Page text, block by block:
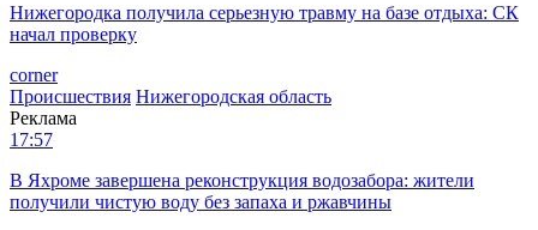
Нижегородка получила серьезную травму на базе отдыха: СК
начал проверку
corner
Происшествия Нижегородская область
Реклама
17:57
В Яхроме завершена реконструкция водозабора: жители
получили чистую воду без запаха и ржавчины